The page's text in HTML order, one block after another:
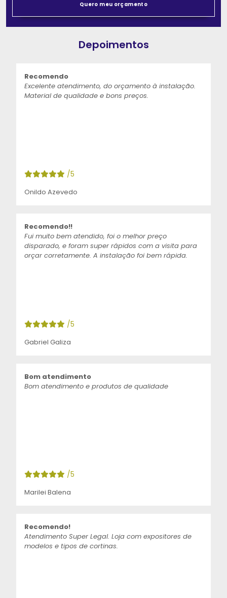
Quero meu orçamento
Depoimentos
Recomendo
Excelente atendimento, do orçamento à instalação.
Material de qualidade e bons preços.
/5
Onildo Azevedo
Recomendo!!
Fui muito bem atendido, foi o melhor preço
disparado, e foram super rápidos com a visita para
orçar corretamente. A instalação foi bem rápida.
/5
Gabriel Galiza
Bom atendimento
Bom atendimento e produtos de qualidade
/5
Marilei Balena
Recomendo!
Atendimento Super Legal. Loja com expositores de
modelos e tipos de cortinas.